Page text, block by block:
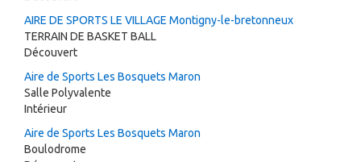
AIRE DE SPORTS LE VILLAGE Montigny-le-bretonneux
TERRAIN DE BASKET BALL
Découvert
Aire de Sports Les Bosquets Maron
Salle Polyvalente
Intérieur
Aire de Sports Les Bosquets Maron
Boulodrome